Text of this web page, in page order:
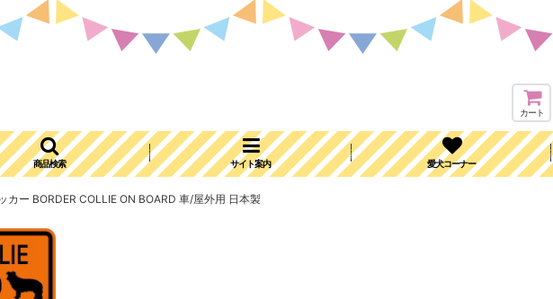
カート
商品検索 サイト案内 愛犬コーナー
ー BORDER COLLIE ON BOARD 車/屋外用 日本製